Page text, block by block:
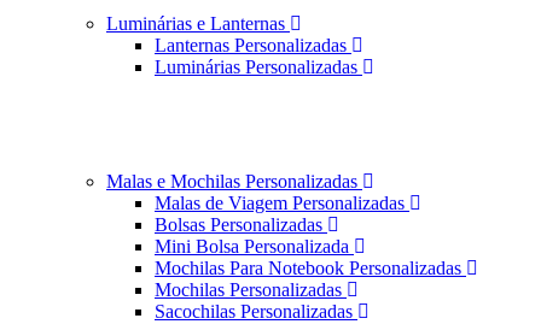
Luminárias e Lanternas
Lanternas Personalizadas
Luminárias Personalizadas
Malas e Mochilas Personalizadas
Malas de Viagem Personalizadas
Bolsas Personalizadas
Mini Bolsa Personalizada
Mochilas Para Notebook Personalizadas
Mochilas Personalizadas
Sacochilas Personalizadas